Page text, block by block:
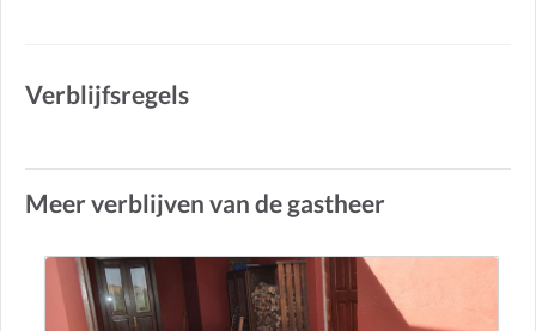
Verblijfsregels
Meer verblijven van de gastheer